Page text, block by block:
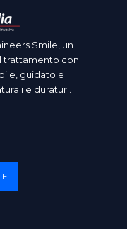
Smile, un
trattamento con
guidato e
e duraturi.